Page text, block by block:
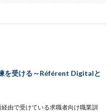
を受ける～Référent Digitalと
由で受けている求職者向け職業訓